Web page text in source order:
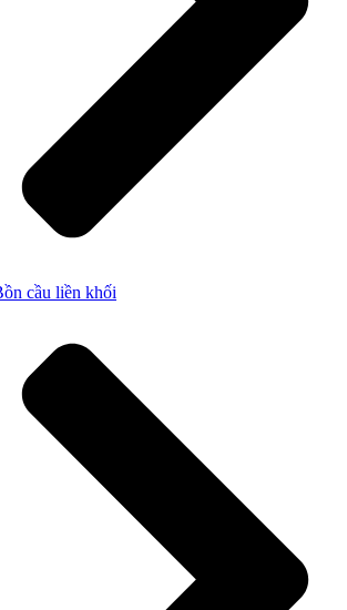
cầu liền khối